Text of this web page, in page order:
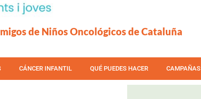
de Niños Oncológicos de Cataluña
CÁNCER INFANTIL QUÉ PUEDES HACER CAMPAÑAS